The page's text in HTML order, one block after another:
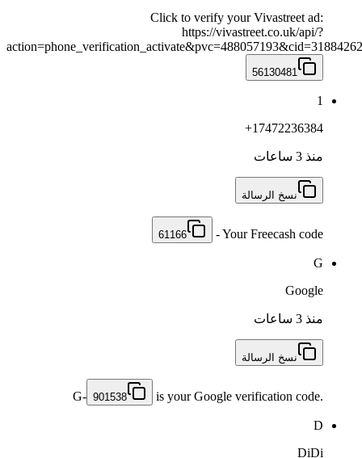
Click to verify your Vivastreet ad:
https://vivastreet.co.uk/api/?
56130481
1
+17472236384
منذ 3 ساعات
نسخ الرسالة
61166 - Your Freecash code
G
Google
منذ 3 ساعات
نسخ الرسالة
G- 901538 is your Google verification code.
D
DiDi